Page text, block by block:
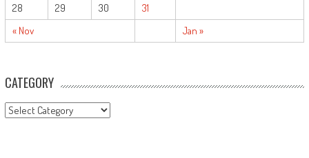
« Nov Jan »
28
29 30 31
CATEGORY
CATEGORY